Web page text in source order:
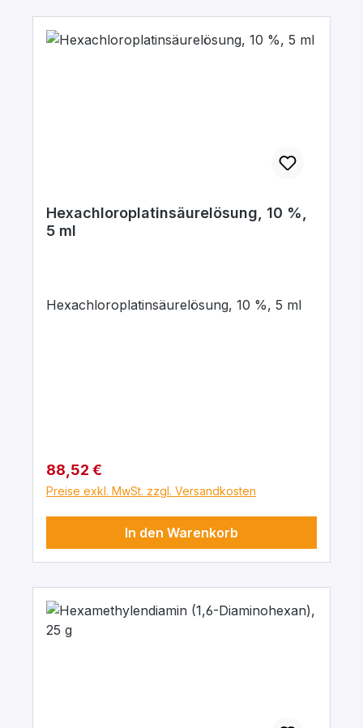
Hexachloroplatinsäurelösung, 10 %,
5 ml
Hexachloroplatinsäurelösung, 10 %, 5 ml
Regulärer Preis:
88,52 €
Preise exkl. MwSt. zzgl. Versandkosten
In den Warenkorb